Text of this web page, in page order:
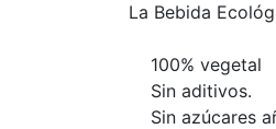
La Bebida
100% vegetal
Sin aditivos.
Sin azúcares